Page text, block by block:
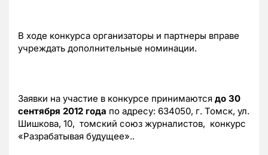
В ходе конкурса организаторы и партнеры вправе
учреждать дополнительные номинации.
Заявки на участие в конкурсе принимаются до 30
сентября 2012 года по адресу: 634050, г. Томск, ул.
Шишкова, 10, томский союз журналистов, конкурс
«Разрабатывая будущее»..